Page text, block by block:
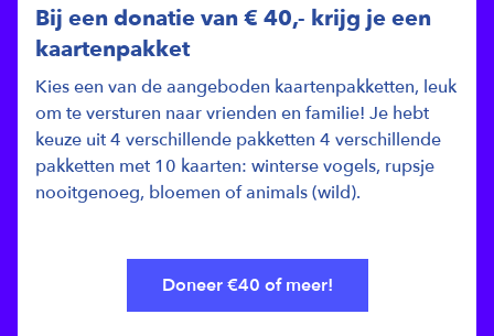
Bij een donatie van € 40,- krijg je een
kaartenpakket
Kies een van de aangeboden kaartenpakketten, leuk
om te versturen naar vrienden en familie! Je hebt
keuze uit 4 verschillende pakketten 4 verschillende
pakketten met 10 kaarten: winterse vogels, rupsje
nooitgenoeg, bloemen of animals (wild).
Doneer €40 of meer!